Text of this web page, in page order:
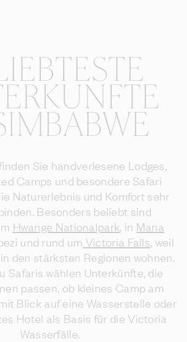
Sie handverlesene Lodges,
Camps und besondere Safari
Naturerlebnis und Komfort sehr
Besonders beliebt sind
Hwange Nationalpark, in Mana
und rund um Victoria Falls, weil
den stärksten Regionen wohnen.
Safaris wählen Unterkünfte, die
passen, ob kleines Camp am
Blick auf eine Wasserstelle oder
Hotel als Basis für die Victoria
Wasserfälle.